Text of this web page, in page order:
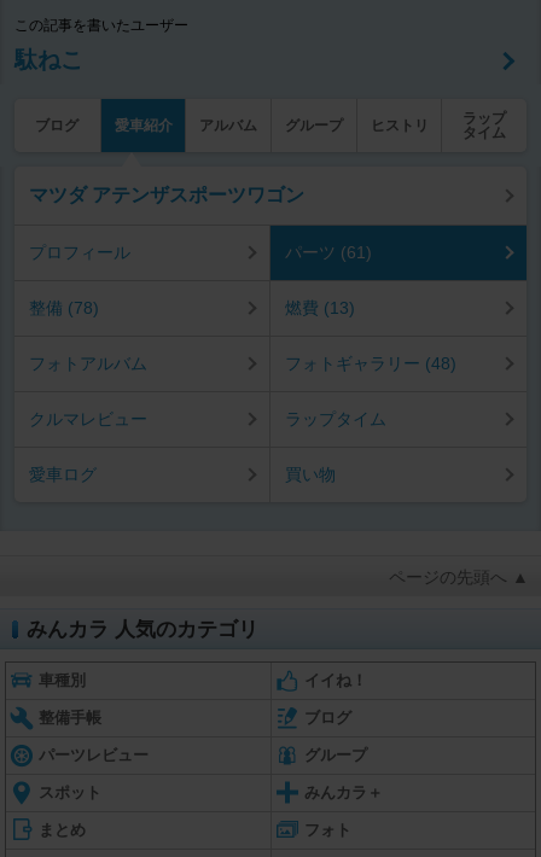
この記事を書いたユーザー
駄ねこ
ブログ 愛車紹介 アルバム グループ ヒストリ
ラップ
タイム
マツダ アテンザスポーツワゴン
プロフィール パーツ (61)
整備 (78) 燃費 (13)
フォトアルバム フォトギャラリー (48)
クルマレビュー ラップタイム
愛車ログ 買い物
ページの先頭へ ▲
みんカラ 人気のカテゴリ
車種別 イイね！
整備手帳 ブログ
パーツレビュー グループ
スポット みんカラ＋
まとめ フォト